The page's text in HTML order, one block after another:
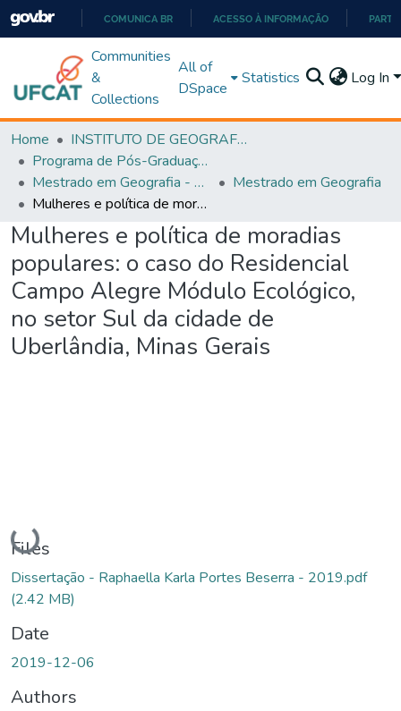
PARA
O
COMUNICA BR ACESSO À INFORMAÇÃO
Communities
&
Collections
All of
DSpace
Statistics Log In
Home
INSTITUTO DE GEOGRAFIA
Programa de Pós-Graduação em Geografia - PPGGEO
Mestrado em Geografia - PPGGEO
Mestrado em Geografia
Mulheres e política de moradias populares: o caso do Residencial Campo Alegre Módulo Ecológico, no setor Sul da cidade de Uberlândia, Minas Gerais
Mulheres e política de moradias
populares: o caso do Residencial
Campo Alegre Módulo Ecológico,
no setor Sul da cidade de
Uberlândia, Minas Gerais
Loading...
Files
Dissertação - Raphaella Karla Portes Beserra - 2019.pdf
(2.42 MB)
Date
2019-12-06
Authors